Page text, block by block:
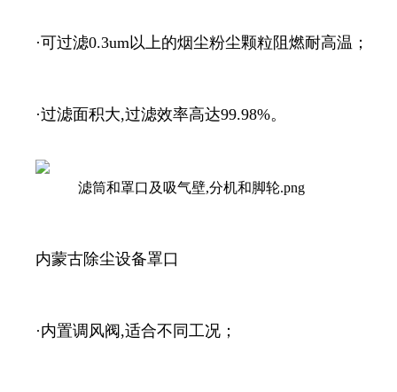
·可过滤0.3um以上的烟尘粉尘颗粒阻燃耐高温；
·过滤面积大,过滤效率高达99.98%。
内蒙古除尘设备罩口
·内置调风阀,适合不同工况；